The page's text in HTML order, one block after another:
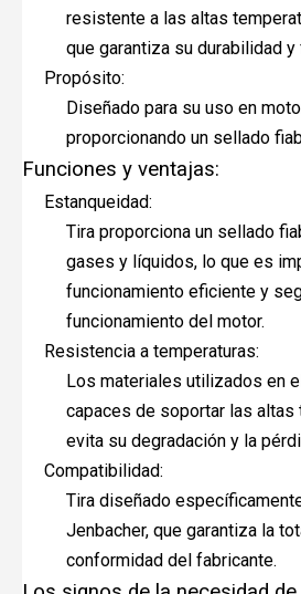
resistente a las altas
que garantiza su durabilidad y
Propósito:
Diseñado para su uso en
proporcionando un sellado
Funciones y ventajas:
Estanqueidad:
Tira proporciona un sellado
gases y líquidos, lo que es
funcionamiento eficiente y
funcionamiento del motor.
Resistencia a temperaturas:
Los materiales utilizados en
capaces de soportar las altas
evita su degradación y la
Compatibilidad:
Tira diseñado
Jenbacher, que garantiza la
conformidad del fabricante.